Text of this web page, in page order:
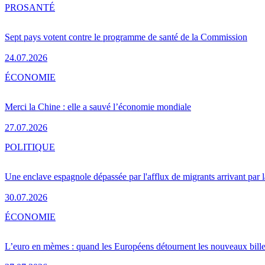
Sept pays votent contre le programme de santé de la Commission
24.07.2026
PROSANTÉ
Merci la Chine : elle a sauvé l’économie mondiale
27.07.2026
ÉCONOMIE
Une enclave espagnole dépassée par l'afflux de migrants arrivant par
30.07.2026
POLITIQUE
L’euro en mèmes : quand les Européens détournent les nouveaux
ÉCONOMIE